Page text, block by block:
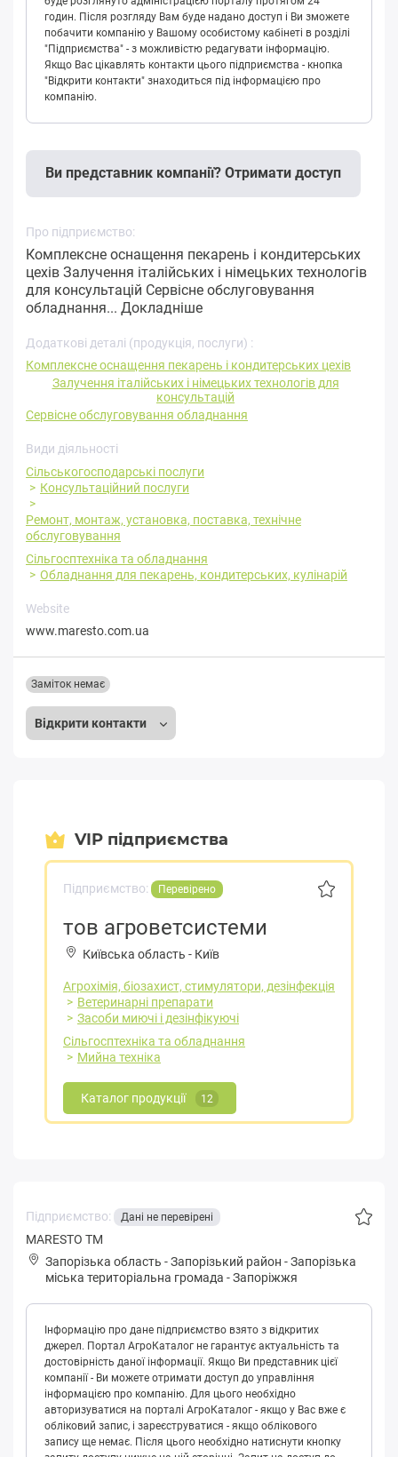
годин. Після розгляду Вам буде надано доступ і Ви зможете
побачити компанію у Вашому особистому кабінеті в розділі
"Підприємства" - з можливістю редагувати інформацію.
Якщо Вас цікавлять контакти цього підприємства - кнопка
"Відкрити контакти" знаходиться під інформацією про
компанію.
Ви представник компанії? Отримати доступ
Про підприємство:
Комплексне оснащення пекарень і кондитерських
цехів Залучення італійських і німецьких технологів
для консультацій Сервісне обслуговування
обладнання... Докладніше
Додаткові деталі (продукція, послуги) :
Комплексне оснащення пекарень і кондитерських цехів
Залучення італійських і німецьких технологів для
консультацій
Сервісне обслуговування обладнання
Види діяльності
Сільськогосподарські послуги
Консультаційний послуги
Ремонт, монтаж, установка, поставка, технічне
обслуговування
Сільгосптехніка та обладнання
Обладнання для пекарень, кондитерських, кулінарій
Website
www.maresto.com.ua
Відкрити контакти
Заміток немає
VIP підприємства
Підприємство: Перевірено
тов агроветсистеми
Київська область - Київ
Агрохімія, біозахист, стимулятори, дезінфекція
Ветеринарні препарати
Засоби миючі і дезінфікуючі
Сільгосптехніка та обладнання
Мийна техніка
Каталог продукції 12
Підприємство: Дані не перевірені
MARESTO ТМ
Запорізька область -Запорізький район -Зaпopізькa
міська територіальна громада -Запоріжжя
Інформацію про дане підприємство взято з відкритих
джерел. Портал АгроКаталог не гарантує актуальність та
достовірність даної інформації. Якщо Ви представник цієї
компанії - Ви можете отримати доступ до управління
інформацією про компанію. Для цього необхідно
авторизуватися на порталі АгроКаталог - якщо у Вас вже є
обліковий запис, і зареєструватися - якщо облікового
запису ще немає. Після цього необхідно натиснути кнопку